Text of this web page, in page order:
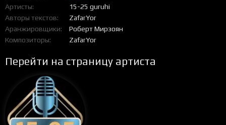
Артисты
15-25 guruhi
Авторы текстов
ZafarYor
Аранжировщики
Роберт Мирзоян
Композиторы
ZafarYor
Перейти на страницу артиста